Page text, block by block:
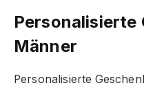
Personalisierte
Männer
Personalisierte